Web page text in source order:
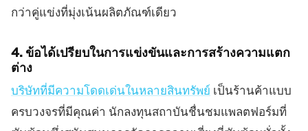
กว่าคู่แข่งที่มุ่งเน้นผลิตภัณฑ์เดียว
4. ข้อได้เปรียบในการแข่งขันและการสร้างความแตก
ต่าง
บริษัทที่มีความโดดเด่นในหลายสินทรัพย์ เป็นร้านค้าแบบ
ครบวงจรที่มีคุณค่า นักลงทุนสถาบันชื่นชมแพลตฟอร์มที่